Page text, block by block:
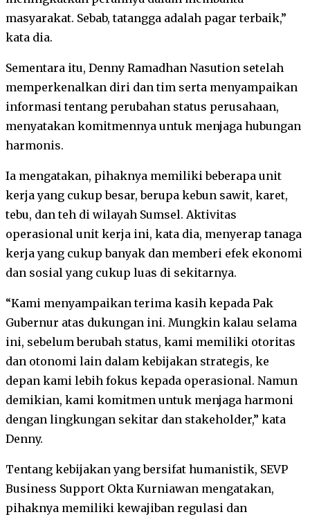
masyarakat. Sebab, tatangga adalah pagar terbaik,”
kata dia.
Sementara itu, Denny Ramadhan Nasution setelah
memperkenalkan diri dan tim serta menyampaikan
informasi tentang perubahan status perusahaan,
menyatakan komitmennya untuk menjaga hubungan
harmonis.
Ia mengatakan, pihaknya memiliki beberapa unit
kerja yang cukup besar, berupa kebun sawit, karet,
tebu, dan teh di wilayah Sumsel. Aktivitas
operasional unit kerja ini, kata dia, menyerap tanaga
kerja yang cukup banyak dan memberi efek ekonomi
dan sosial yang cukup luas di sekitarnya.
“Kami menyampaikan terima kasih kepada Pak
Gubernur atas dukungan ini. Mungkin kalau selama
ini, sebelum berubah status, kami memiliki otoritas
dan otonomi lain dalam kebijakan strategis, ke
depan kami lebih fokus kepada operasional. Namun
demikian, kami komitmen untuk menjaga harmoni
dengan lingkungan sekitar dan stakeholder,” kata
Denny.
Tentang kebijakan yang bersifat humanistik, SEVP
Business Support Okta Kurniawan mengatakan,
pihaknya memiliki kewajiban regulasi dan